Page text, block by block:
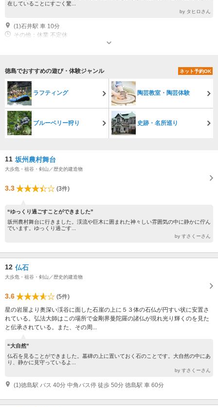
在していることにすごく驚...
by タヒロさん
(1)石井駅 車 10分
その他：休業 不定休
徳島でおすすめの遊び・体験ジャンル ネット予約OK
ラフティング 陶芸教室・陶芸体験
ブルーベリー狩り 史跡・名所巡り
11 坂州農村舞台
大歩危・祖谷・剣山／歴史的建造物
3.3 (3件)
“ゆっくり過ごすことができました”
坂州農村舞台に行きました。渓流や巨木に囲まれた神々しい雰囲気の中に静かに佇ん
でいます。ゆっくり過ごす...
by すさくーさん
12 仏石
大歩危・祖谷・剣山／歴史的建造物
3.6
(5件)
星の岩屋より奥深い渓谷に面した石崖の上に５３体の石仏が円すい状に安置さ
れている。弘法大師はこの場所で金剛界曼陀羅の諸仏が現れ光り輝くのを見た
と伝承されている。また、その周...
“大自然”
仏石を見ることができました。墓碑の上に置いておく石のことです。大自然の中にあ
り、静かに見守っているよ...
by すさくーさん
(1)徳島駅 バス 40分 中角バス停 徒歩 50分 徳島駅 車 60分